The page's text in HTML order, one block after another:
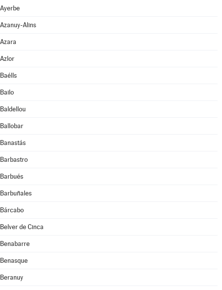
Ayerbe
Azanuy-Alins
Azara
Azlor
Baélls
Bailo
Baldellou
Ballobar
Banastás
Barbastro
Barbués
Barbuñales
Bárcabo
Belver de Cinca
Benabarre
Benasque
Beranuy